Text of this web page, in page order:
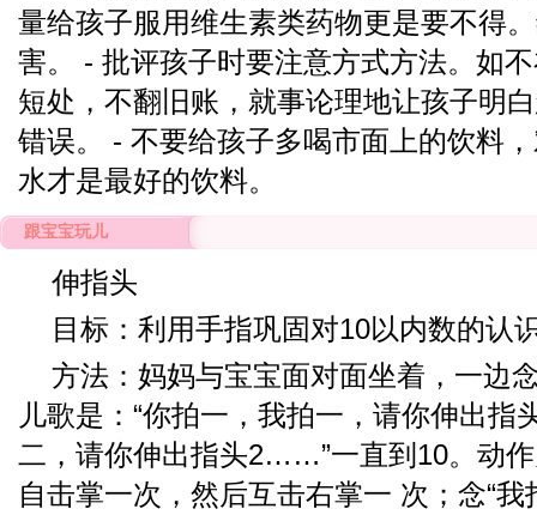
量给孩子服用维生素类药物更是要不得
害。 - 批评孩子时要注意方式方法。如
短处，不翻旧账，就事论理地让孩子明
错误。 - 不要给孩子多喝市面上的饮料
水才是最好的饮料。
跟宝宝玩儿
伸指头
目标：利用手指巩固对10以内数的认
方法：妈妈与宝宝面对面坐着，一边
儿歌是：“你拍一，我拍一，请你伸出指
二，请你伸出指头2……”一直到10。动作
自击掌一次，然后互击右掌一 次；念“我